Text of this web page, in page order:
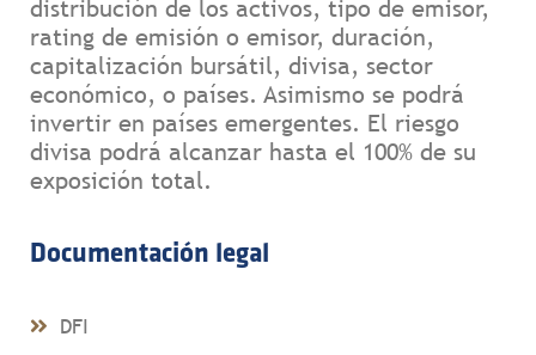
distribución de los activos, tipo de emisor,
rating de emisión o emisor, duración,
capitalización bursátil, divisa, sector
económico, o países. Asimismo se podrá
invertir en países emergentes. El riesgo
divisa podrá alcanzar hasta el 100% de su
exposición total.
Documentación legal
DFI